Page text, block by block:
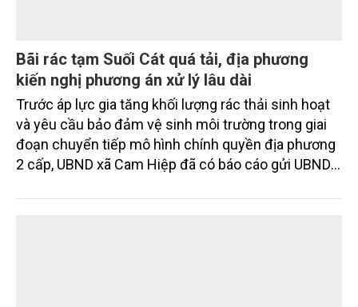
Bãi rác tạm Suối Cát quá tải, địa phương
kiến nghị phương án xử lý lâu dài
Trước áp lực gia tăng khối lượng rác thải sinh hoạt
và yêu cầu bảo đảm vệ sinh môi trường trong giai
đoạn chuyển tiếp mô hình chính quyền địa phương
2 cấp, UBND xã Cam Hiệp đã có báo cáo gửi UBND
tình hình thu gom, vận chuyển và xử lý rác thải tại